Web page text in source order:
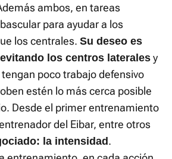
ambos, en tareas
para ayudar a los
los centrales. Su deseo es
los centros laterales y
poco trabajo defensivo
estén lo más cerca posible
Desde el primer entrenamiento
del Eibar, entre otros
la intensidad .